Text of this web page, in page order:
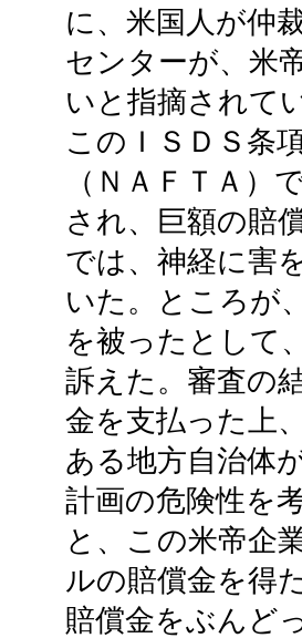
に、米国人が仲
センターが、米
いと指摘されて
このＩＳＤＳ条
（ＮＡＦＴＡ）
され、巨額の賠
では、神経に害
いた。ところが
を被ったとして
訴えた。審査の
金を支払った上
ある地方自治体
計画の危険性を
と、この米帝企
ルの賠償金を得
賠償金をぶんど